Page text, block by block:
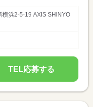
横浜2-5-19 AXIS SHINYO
TEL応募する